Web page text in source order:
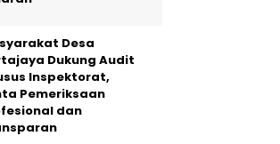
Desa
Dukung Audit
Inspektorat,
Pemeriksaan
dan